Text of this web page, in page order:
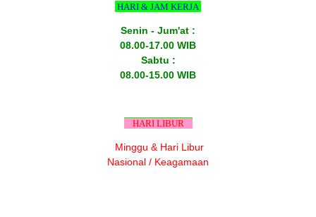
HARI & JAM KERJA
Senin - Jum'at :
08.00-17.00 WIB
Sabtu :
08.00-15.00 WIB
HARI LIBUR
Minggu & Hari Libur
Nasional / Keagamaan